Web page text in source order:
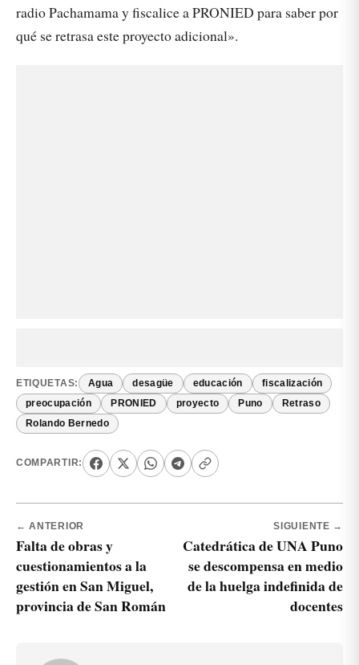
radio Pachamama y fiscalice a PRONIED para saber por
qué se retrasa este proyecto adicional».
ETIQUETAS: Agua desagüe educación fiscalización
preocupación PRONIED proyecto Puno Retraso
Rolando Bernedo
COMPARTIR:
← ANTERIOR
Falta de obras y
cuestionamientos a la
gestión en San Miguel,
provincia de San Román
SIGUIENTE →
Catedrática de UNA Puno
se descompensa en medio
de la huelga indefinida de
docentes